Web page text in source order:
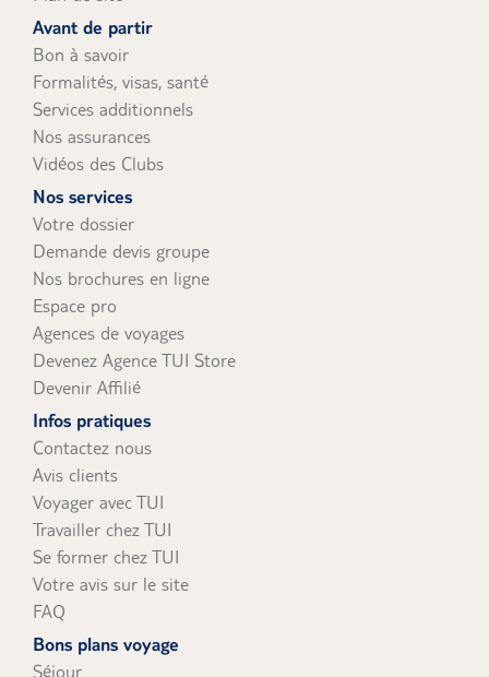
Avant de partir
Bon à savoir
Formalités, visas, santé
Services additionnels
Nos assurances
Vidéos des Clubs
Nos services
Votre dossier
Demande devis groupe
Nos brochures en ligne
Espace pro
Agences de voyages
Devenez Agence TUI Store
Devenir Affilié
Infos pratiques
Contactez nous
Avis clients
Voyager avec TUI
Travailler chez TUI
Se former chez TUI
Votre avis sur le site
FAQ
Bons plans voyage
Séjour